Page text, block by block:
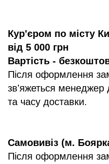
Кур'єром по місту
від 5 000 грн
Вартість -
Після оформлення
зв'яжеться менеджер
та часу доставки.
Самовивіз (м.
Після оформлення